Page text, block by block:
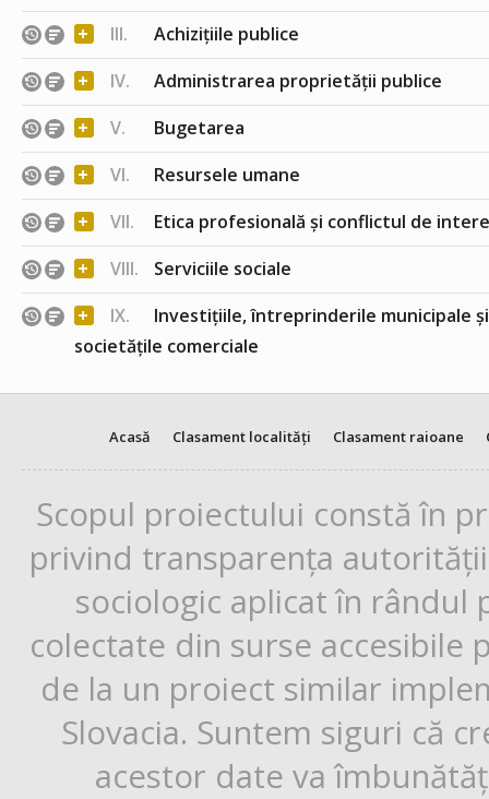
+ III. Achizițiile publice
+ IV. Administrarea proprietății publice
+ V. Bugetarea
+ VI. Resursele umane
+ VII. Etica profesională și conflictul de
+ VIII. Serviciile sociale
+ IX.
Investițiile, întreprinderile municipale
societățile comerciale
Acasă Clasament localități Clasament raioane
Scopul proiectului constă în
privind transparența
sociologic aplicat în rândul
colectate din surse
de la un proiect similar
Slovacia. Suntem siguri că
acestor date va